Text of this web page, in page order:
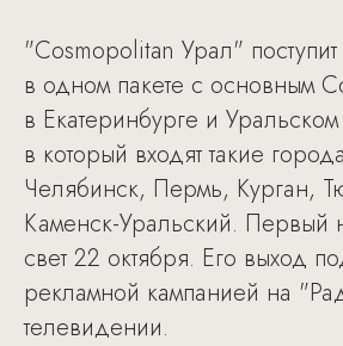
"Cosmopolitan Урал"
в одном пакете с основным
в Екатеринбурге и
в который входят такие
Челябинск, Пермь, Курган,
Каменск-Уральский. Первый
свет 22 октября. Его выход
рекламной кампанией на
телевидении.